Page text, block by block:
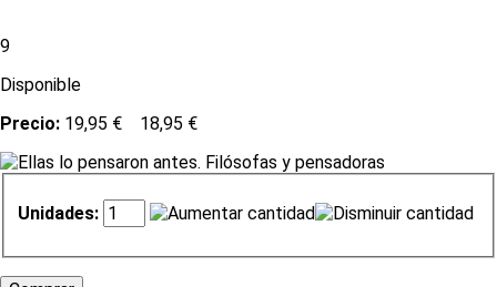
9
Disponible
Precio: 19,95 € 18,95 €
Unidades: